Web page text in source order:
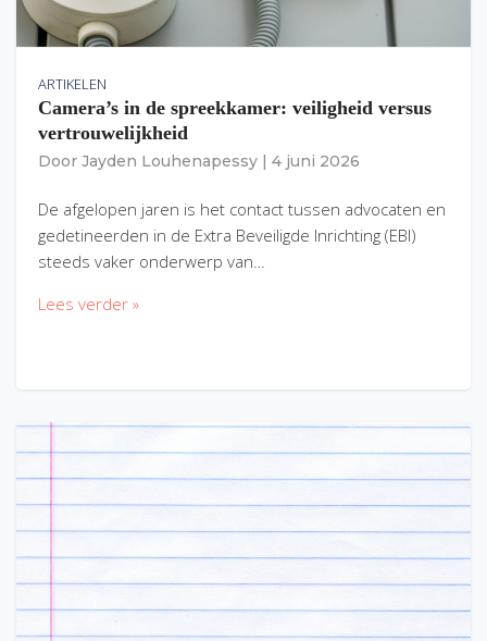
ARTIKELEN
Camera’s in de spreekkamer: veiligheid versus
vertrouwelijkheid
Door Jayden Louhenapessy 4 juni 2026
De afgelopen jaren is het contact tussen advocaten en
gedetineerden in de Extra Beveiligde Inrichting (EBI)
steeds vaker onderwerp van…
Lees verder »